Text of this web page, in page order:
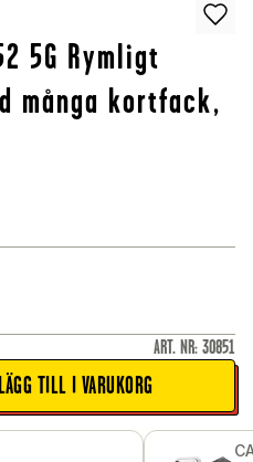
5G Rymligt
många kortfack,
ART. NR: 30851
LÄGG TILL I VARUKORG